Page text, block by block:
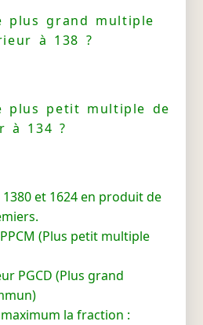
plus grand multiple
à 138 ?
plus petit multiple de
à 134 ?
et 1624 en produit de
(Plus petit multiple
PGCD (Plus grand
la fraction :